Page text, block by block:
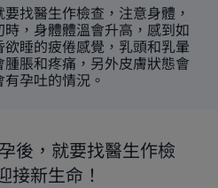
找醫生作檢查，注意身體，
，身體體溫會升高，感到如
睡的疲倦感覺，乳頭和乳暈
脹和疼痛，另外皮膚狀態會
孕吐的情況。
後，就要找醫生作檢
接新生命！